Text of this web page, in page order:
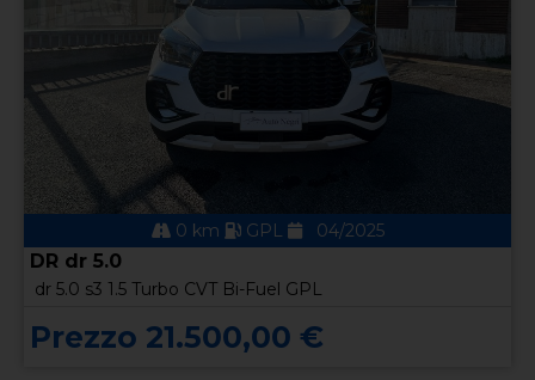
0 km GPL 04/2025
DR dr 5.0
dr 5.0 s3 1.5 Turbo CVT Bi-Fuel GPL
Prezzo 21.500,00 €